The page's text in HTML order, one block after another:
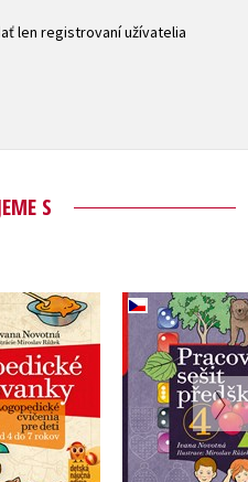
len registrovaní užívatelia
S
Novotná Ivana